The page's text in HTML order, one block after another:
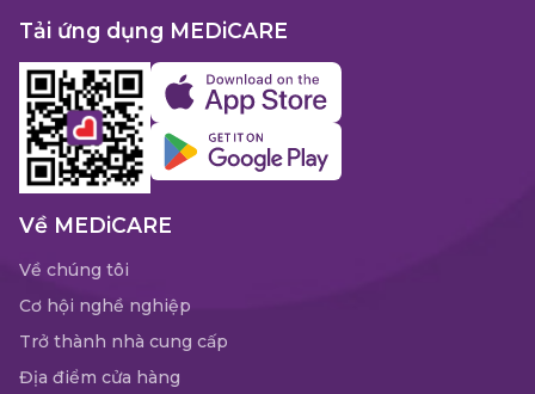
Tải ứng dụng MEDiCARE
Về MEDiCARE
Về chúng tôi
Cơ hội nghề nghiệp
Trở thành nhà cung cấp
Địa điểm cửa hàng